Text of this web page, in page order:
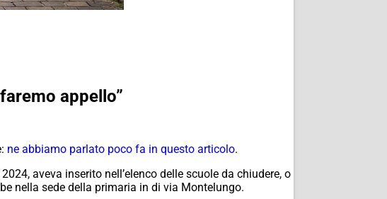
appello”
ne abbiamo parlato poco fa in questo articolo.
aveva inserito nell’elenco delle scuole da chiudere, o
nella sede della primaria in di via Montelungo.